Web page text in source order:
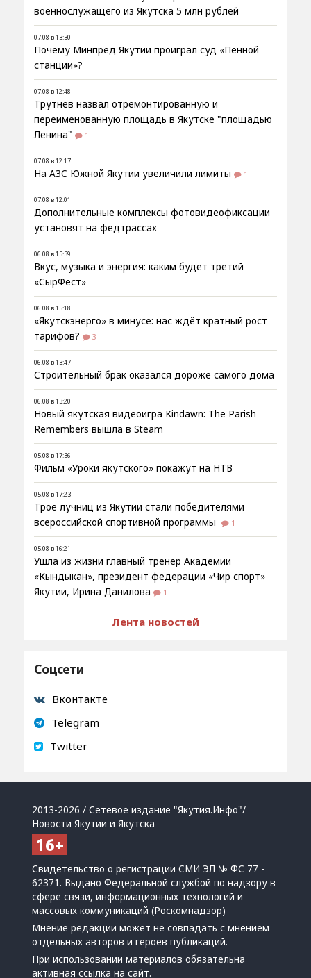
военнослужащего из Якутска 5 млн рублей
07.08 в 13:30
Почему Минпред Якутии проиграл суд «Пенной
станции»?
07.08 в 12:48
Трутнев назвал отремонтированную и
переименованную площадь в Якутске "площадью
Ленина"
1
07.08 в 12:17
На АЗС Южной Якутии увеличили лимиты 1
07.08 в 12:01
Дополнительные комплексы фотовидеофиксации
установят на федтрассах
06.08 в 15:39
Вкус, музыка и энергия: каким будет третий
«СырФест»
06.08 в 15:18
«Якутскэнерго» в минусе: нас ждёт кратный рост
тарифов?
3
06.08 в 13:47
Строительный брак оказался дороже самого дома
06.08 в 13:20
Новый якутская видеоигра Kindawn: The Parish
Remembers вышла в Steam
05.08 в 17:36
Фильм «Уроки якутского» покажут на НТВ
05.08 в 17:23
Трое лучниц из Якутии стали победителями
всероссийской спортивной программы
1
05.08 в 16:21
Ушла из жизни главный тренер Академии
«Кындыкан», президент федерации «Чир спорт»
Якутии, Ирина Данилова
1
Лента новостей
Соцсети
Вконтакте
Telegram
Twitter
2013-2026 / Сетевое издание "Якутия.Инфо"/
Новости Якутии и Якутска
Свидетельство о регистрации СМИ ЭЛ № ФС 77 -
62371. Выдано Федеральной службой по надзору в
сфере связи, информационных технологий и
массовых коммуникаций (Роскомнадзор)
Мнение редакции может не совпадать с мнением
отдельных авторов и героев публикаций.
При использовании материалов обязательна
активная ссылка на сайт.